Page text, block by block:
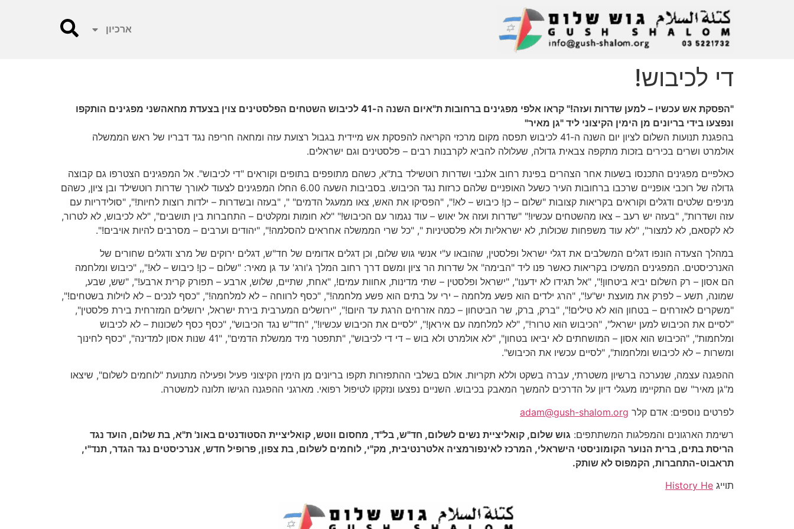
ארכיון
די לכיבוש!
"הפסקת אש עכשיו – למען שדרות ועזה!" קראו אלפי מפגינים ברחובות ת"איום השנה ה-41 לכיבוש השטחים הפלסטינים צוין בצעדת מחאהשני מפגינים הותקפו
ונפצעו בידי בריונים מן הימין הקיצוני ליד "גן מאיר"
בהפגנת תנועות השלום לציון יום השנה ה-41 לכיבוש תפסה מקום מרכזי הקריאה להפסקת אש מיידית בגבול רצועת עזה ומחאה חריפה נגד דבריו של ראש הממשלה
אולמרט ושרים בכירים בזכות מתקפה צבאית גדולה, שעלולה להביא לקרבנות רבים – פלסטינים וגם ישראלים.
כאלפיים מפגינים התכנסו בשעות אחר הצהרים בפינת רחוב אלנבי ושדרות רוטשילד בת"א, כשהם מתופפים בתופים וקוראים "די לכיבוש". אל המפגינים הצטרפו גם קבוצה
גדולה של רוכבי אופניים שרכבו ברחובות העיר כשעל האופניים שלהם כרזות נגד הכיבוש. בסביבות השעה 6.00 החלו המפגינים לצעוד לאורך שדרות רוטשילד ובן ציון, כשהם
מניפים שלטים ודגלים וקוראים בקריאות קצובות "שלום – כן! כיבוש – לא!", "הפסיקו את האש, צאו ממעגל הדמים" ", "בעזה ובשדרות – ילדות רוצות לחיות!", "סולידריות עם
עזה ושדרות", "בעזה יש רעב – צאו מהשטחים עכשיו!" "שדרות ועזה אל יאוש – עוד נגמור עם הכיבוש!" "לא חומות ומקלטים – התחברות בין תושבים", "לא לכיבוש, לא לטרור,
לא לקסאם, לא למצור", "לא עוד משפחות שכולות, לא ישראליות ולא פלסטיניות ", "כל שרי הממשלה אחראים להסלמה!", "יהודים וערבים – מסרבים להיות אויבים!".
במהלך הצעדה הונפו דגלים המשלבים את דגלי ישראל ופלסטין, שהובאו ע"י אנשי גוש שלום, וכן דגלים אדומים של חד"ש, דגלים ירוקים של מרצ ודגלים שחורים של
האנרכיסטים. המפגינים המשיכו בקריאות כאשר פנו ליד "הבימה" אל שדרות הר ציון ומשם דרך רחוב המלך ג'ורג' עד גן מאיר: "שלום – כן! כיבוש – לא!",, "כיבוש ומלחמה
הם אסון – רק השלום יביא ביטחון!", "אל תגידו לא ידענו", "ישראל ופלסטין – שתי מדינות, אחוות עמים!, "אחת, שתיים, שלוש, ארבע – תפורק קרית ארבע!", "שש, שבע,
שמונה, תשע – לפרק את מועצת יש"ע!", "הרג ילדים הוא פשע מלחמה – ירי על בתים הוא פשע מלחמה!", "כסף לרווחה – לא למלחמה!", "כסף לנכים – לא לוילות בשטחים!",
"משקרים לאזרחים – בטחון הוא לא טילים!", "ברק, ברק, שר הביטחון – כמה אזרחים הרגת עד היום!", "ירושלים המערבית בירת ישראל, ירושלים המזרחית בירת פלסטין",
"לסיים את הכיבוש למען ישראל", "הכיבוש הוא טרור!", "לא למלחמה עם איראן!", "לסיים את הכיבוש עכשיו!", "חד"ש נגד הכיבוש", "כסף כסף לשכונות – לא לכיבוש
ומלחמות", "הכיבוש הוא אסון – המושחתים לא יביאו בטחון", "לא אולמרט ולא בוש – די די לכיבוש", "תתפטר מיד ממשלת הדמים", "41 שנות אסון למדינה", "כסף לחינוך
ומשרות – לא לכיבוש ומלחמות", "לסיים עכשיו את הכיבוש".
ההפגנה עצמה, שנערכה ברשיון משטרתי, עברה בשקט וללא תקריות. אולם בשלבי ההתפזרות תקפו בריונים מן הימין הקיצוני פעיל ופעילה מתנועת "לוחמים לשלום", שיצאו
מ"גן מאיר" שם התקיימו מעגלי דיון על הדרכים להמשך המאבק בכיבוש. השניים נפצעו ונזקקו לטיפול רפואי. מארגני ההפגנה הגישו תלונה למשטרה.
לפרטים נוספים: אדם קלר adam@gush-shalom.org
רשימת הארגונים והמפלגות המשתתפים: גוש שלום, קואליציית נשים לשלום, חד"ש, בל"ד, מחסום ווטש, קואליציית הסטודנטים באונ' ת"א, בת שלום, הועד נגד
הריסת בתים, ברית הנוער הקומוניסטי הישראלי, המרכז לאינפורמציה אלטרנטיבית, מק"י, לוחמים לשלום, בת צפון, פרופיל חדש, אנרכיסטים נגד הגדר, תנד"י,
תראבוט-התחברות, הקמפוס לא שותק.
תוייג History He